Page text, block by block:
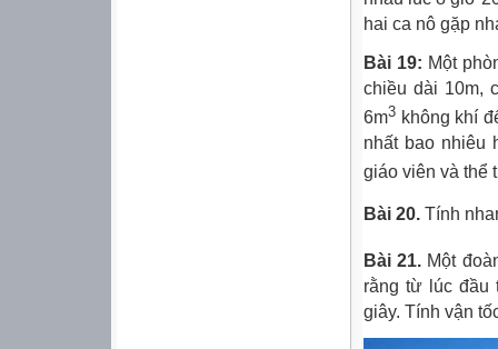
hai ca nô gặp
Bài 19: Một
chiều dài 10m,
6m3 không khí
nhất bao nhiêu
giáo viên và thể
Bài 20. Tính
Bài 21. Một
rằng từ lúc đầu
giây. Tính vận